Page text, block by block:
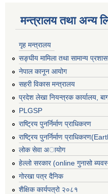
मन्त्रालय तथा अन्य
गृह मन्त्रालय
सङ्घीय मामिला तथा सामान्य
नेपाल कानून आयोग
सहरी विकास मन्त्रालय
प्रदेश लेखा नियन्त्रक कार्यालय,
PLGSP
राष्ट्रिय पुनर्निर्माण प्राधिकरण
राष्ट्रिय पुनर्निर्माण
लोक सेवा अायोग
हेल्लो सरकार (online गुनासो
गोरखा पत्र दैनिक
शैक्षिक कार्यपत्रो २०८१